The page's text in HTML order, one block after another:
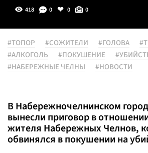
418 0 0 0
#ТОПОР #СОЖИТЕЛИ #ГОЛОВА
#АЛКОГОЛЬ
#ПОКУШЕНИЕ
#НАБЕРЕЖНЫЕ ЧЕЛНЫ
#НОВОСТИ
В Набережночелнинском
вынесли приговор в
жителя Набережных Челнов,
обвинялся в покушении на